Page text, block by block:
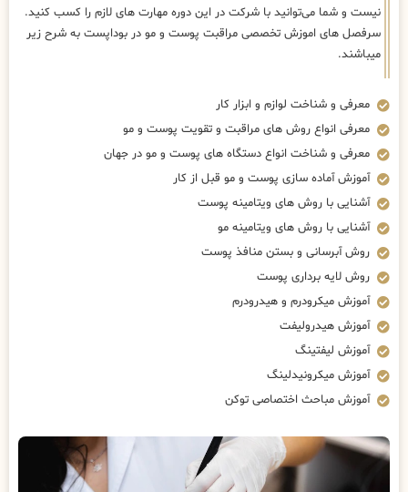
نیست و شما می‌توانید با شرکت در این دوره مهارت های لازم را کسب کنید.
سرفصل های اموزش تخصصی مراقبت پوست و مو در بوداپست به شرح زیر
میباشند.
معرفی و شناخت لوازم و ابزار کار
معرفی انواع روش های مراقبت و تقویت پوست و مو
معرفی و شناخت انواع دستگاه های پوست و مو در جهان
آموزش آماده سازی پوست و مو قبل از کار
آشنایی با روش های ویتامینه پوست
آشنایی با روش های ویتامینه مو
روش آبرسانی و بستن منافذ پوست
روش لایه برداری پوست
آموزش میکرودرم و هیدرودرم
آموزش هیدرولیفت
آموزش لیفتینگ
آموزش میکرونیدلینگ
آموزش مباحث اختصاصی توکن